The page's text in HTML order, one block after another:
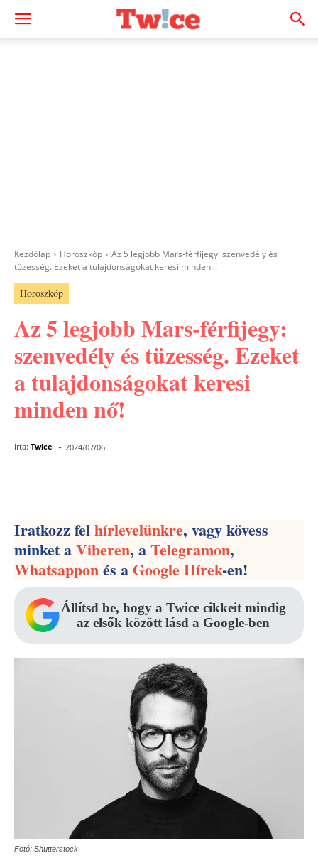
Kezdőlap Horoszkóp
Az 5 legjobb Mars-férfijegy: szenvedély és
tüzesség. Ezeket a tulajdonságokat keresi minden...
Horoszkóp
Az 5 legjobb Mars-férfijegy:
szenvedély és tüzesség. Ezeket
a tulajdonságokat keresi
minden nő!
Írta: Twice - 2024/07/06
Iratkozz felhírlevelünkre, vagy kövess
minket aViberen, aTelegramon,
Whatsapponés aGoogle Hírek-en!
Állítsd be, hogy a Twice cikkeit mindig
az elsők között lásd a Google-ben
Fotó: Shutterstock